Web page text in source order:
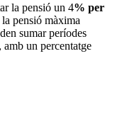
la pensió un 4% per
la pensió màxima
sumar períodes
un percentatge